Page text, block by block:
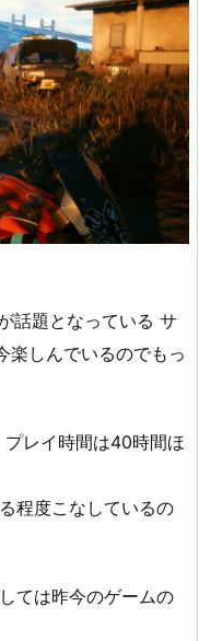
話題となっている サ
楽しんでいるのでもっ
レイ時間は40時間ほ
程度こなしているの
ては昨今のゲームの